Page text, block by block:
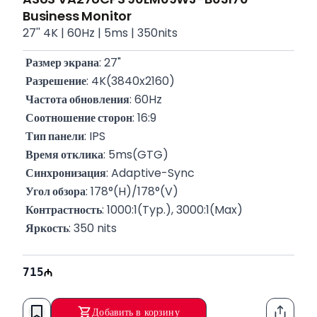
Business Monitor
27'' 4K | 60Hz | 5ms | 350nits
Размер экрана: 27"
Разрешение: 4K(3840x2160)
Частота обновления: 60Hz
Соотношение сторон: 16:9
Тип панели: IPS
Время отклика: 5ms(GTG)
Синхронизация: Adaptive-Sync
Угол обзора: 178°(H)/178°(V)
Контрастность: 1000:1(Typ.), 3000:1(Max)
Яркость: 350 nits
Порты
Аудиосистема: Есть(2Wx2)
715
Добавить в корзину